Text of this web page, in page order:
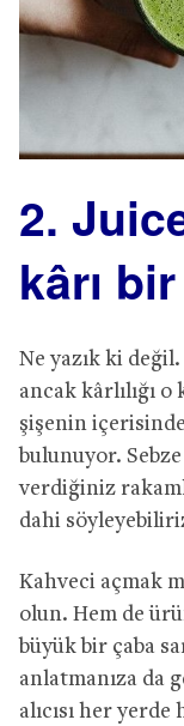
2.
kârı
Ne yazık ki
ancak kârlılığı
şişenin
bulunuyor.
verdiğiniz
dahi
Kahveci açmak
olun. Hem de
büyük bir çaba
anlatmanıza da
alıcısı her